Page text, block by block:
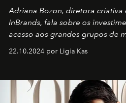
Adriana Bozon, diretora
InBrands, fala sobre os
acesso aos grandes grupos de
22.10.2024 por Ligia Kas